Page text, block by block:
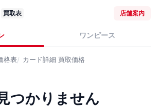
買取表 店舗案内
ワンピース
格表 カード詳細 買取価格
つかりません